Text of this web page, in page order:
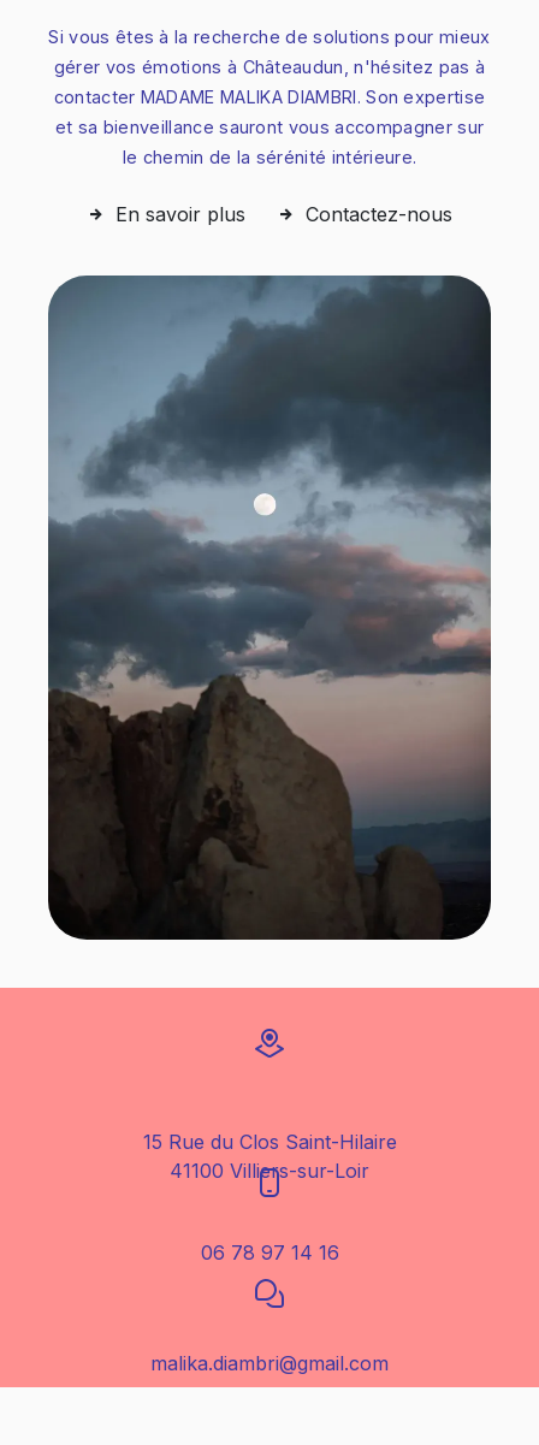
Si vous êtes à la recherche de solutions pour mieux
gérer vos émotions à Châteaudun, n'hésitez pas à
contacter MADAME MALIKA DIAMBRI. Son expertise
et sa bienveillance sauront vous accompagner sur
le chemin de la sérénité intérieure.
En savoir plus Contactez-nous
15 Rue du Clos Saint-Hilaire
41100 Villiers-sur-Loir
06 78 97 14 16
malika.diambri@gmail.com